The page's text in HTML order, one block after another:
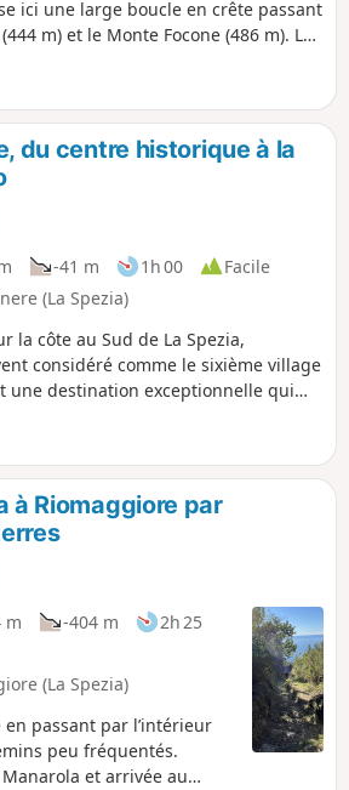
ici une large boucle en crête passant
m) et le Monte Focone (486 m). La
Verde Azzurro n'est utilisé que pour
du centre historique à la
-41 m 1h 00
Facile
(La Spezia)
la côte au Sud de La Spezia,
considéré comme le sixième village
une destination exceptionnelle qui
Partant du port, le
de mer jusqu'à l'Église San Pietro. Il
Doria avant de plonger dans les
Changement de décor par la
splendide Plage dell'Olivo en
au port se fera en revenant sur
à Riomaggiore par
m -404 m
2h 25
(La Spezia)
en passant par l’intérieur
peu fréquentés.
et arrivée au